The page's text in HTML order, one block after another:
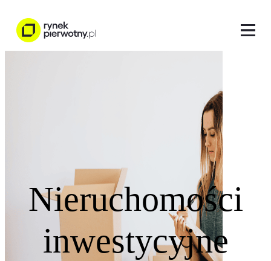
Nieruchomości
inwestycyjne